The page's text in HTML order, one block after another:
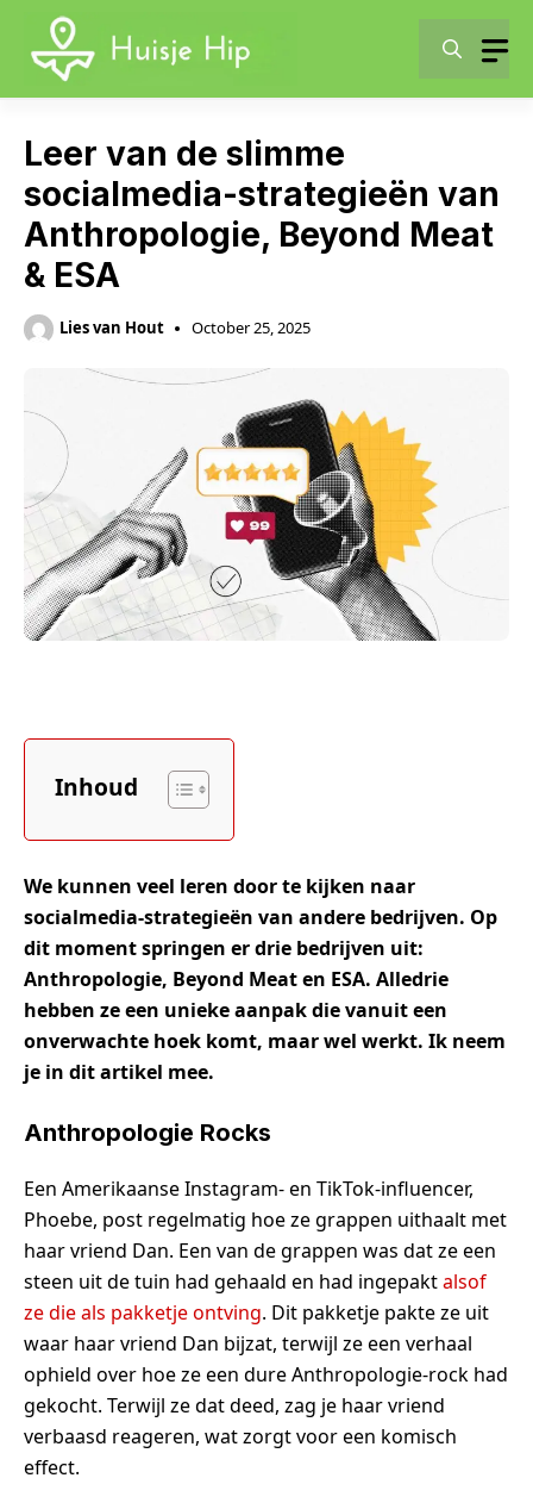
content
Leer van de slimme
socialmedia-strategieën van
Anthropologie, Beyond Meat
& ESA
Lies van Hout October 25, 2025
Inhoud
We kunnen veel leren door te kijken naar
socialmedia-strategieën van andere bedrijven. Op
dit moment springen er drie bedrijven uit:
Anthropologie, Beyond Meat en ESA. Alledrie
hebben ze een unieke aanpak die vanuit een
onverwachte hoek komt, maar wel werkt. Ik neem
je in dit artikel mee.
Anthropologie Rocks
Een Amerikaanse Instagram- en TikTok-influencer,
Phoebe, post regelmatig hoe ze grappen uithaalt met
haar vriend Dan. Een van de grappen was dat ze een
steen uit de tuin had gehaald en had ingepaktalsof
ze die als pakketje ontving. Dit pakketje pakte ze uit
waar haar vriend Dan bijzat, terwijl ze een verhaal
ophield over hoe ze een dure Anthropologie-rock had
gekocht. Terwijl ze dat deed, zag je haar vriend
verbaasd reageren, wat zorgt voor een komisch
effect.